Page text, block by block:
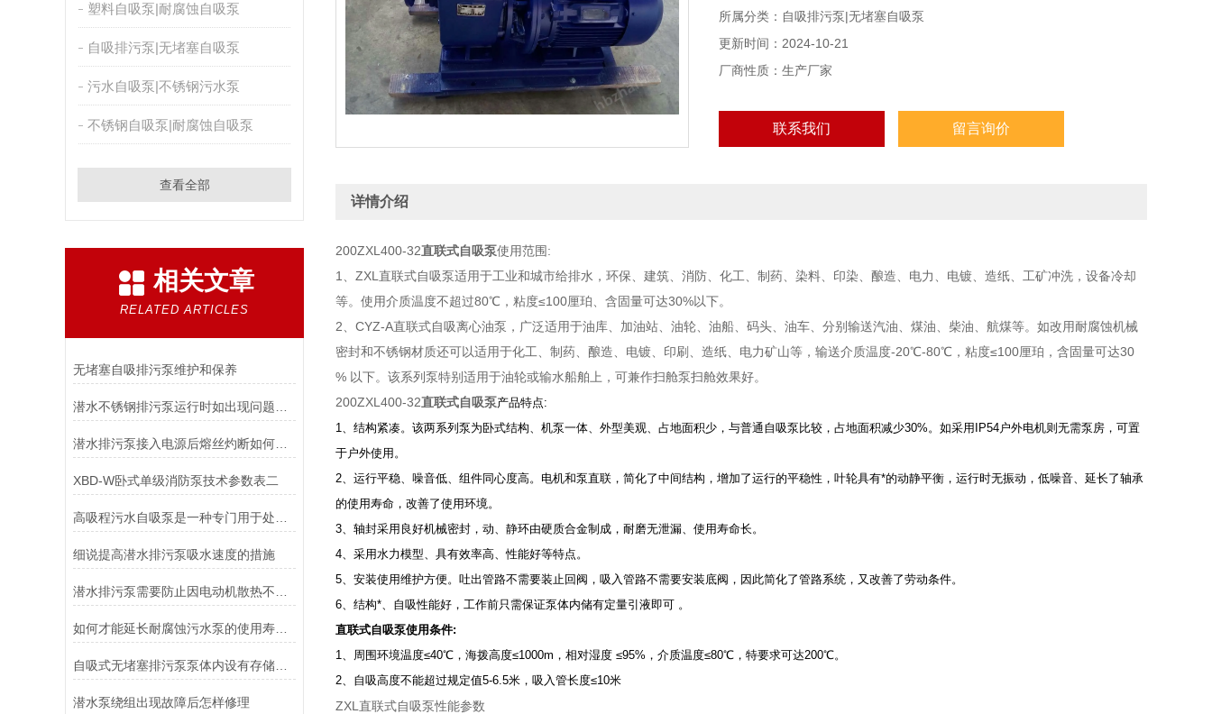
塑料自吸泵|耐腐蚀自吸泵
自吸排污泵|无堵塞自吸泵
污水自吸泵|不锈钢污水泵
不锈钢自吸泵|耐腐蚀自吸泵
查看全部
相关文章
RELATED ARTICLES
无堵塞自吸排污泵维护和保养
潜水排污泵接入电源后熔丝灼断如何处理
XBD-W卧式单级消防泵技术参数表二
细说提高潜水排污泵吸水速度的措施
如何才能延长耐腐蚀污水泵的使用寿命？
自吸式无堵塞排污泵泵体内设有存储液体的空间
潜水泵绕组出现故障后怎样修理
所属分类：自吸排污泵|无堵塞自吸泵
更新时间：2024-10-21
厂商性质：生产厂家
联系我们 留言询价
详情介绍
200ZXL400-32直联式自吸泵使用范围:
1、ZXL直联式自吸泵适用于工业和城市给排水，环保、建筑、消防、化工、制药、染料、印染、酿造、电力、电镀、造纸、工矿冲洗，设备冷却
等。使用介质温度不超过80℃，粘度≤100厘珀、含固量可达30%以下。
2、CYZ-A直联式自吸离心油泵，广泛适用于油库、加油站、油轮、油船、码头、油车、分别输送汽油、煤油、柴油、航煤等。如改用耐腐蚀机械
密封和不锈钢材质还可以适用于化工、制药、酿造、电镀、印刷、造纸、电力矿山等，输送介质温度-20℃-80℃，粘度≤100厘珀，含固量可达30
% 以下。该系列泵特别适用于油轮或输水船舶上，可兼作扫舱泵扫舱效果好。
200ZXL400-32直联式自吸泵产品特点:
1、结构紧凑。该两系列泵为卧式结构、机泵一体、外型美观、占地面积少，与普通自吸泵比较，占地面积减少30%。如采用IP54户外电机则无需泵房，可置
于户外使用。
2、运行平稳、噪音低、组件同心度高。电机和泵直联，简化了中间结构，增加了运行的平稳性，叶轮具有*的动静平衡，运行时无振动，低噪音、延长了轴承
的使用寿命，改善了使用环境。
3、轴封采用良好机械密封，动、静环由硬质合金制成，耐磨无泄漏、使用寿命长。
4、采用水力模型、具有效率高、性能好等特点。
5、安装使用维护方便。吐出管路不需要装止回阀，吸入管路不需要安装底阀，因此简化了管路系统，又改善了劳动条件。
6、结构*、自吸性能好，工作前只需保证泵体内储有定量引液即可 。
直联式自吸泵使用条件:
1、周围环境温度≤40℃，海拨高度≤1000m，相对湿度 ≤95%，介质温度≤80℃，特要求可达200℃。
2、自吸高度不能超过规定值5-6.5米，吸入管长度≤10米
ZXL直联式自吸泵性能参数